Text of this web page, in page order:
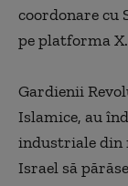
coordonare cu
pe platforma X.
Gardienii
Islamice, au
industriale din
Israel să